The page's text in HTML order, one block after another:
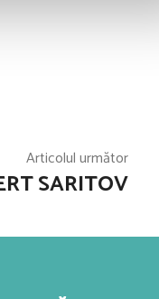
Articolul următor
SARITOV